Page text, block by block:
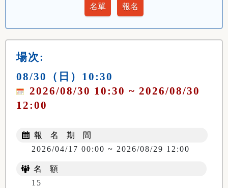
場次:
08/30（日）10:30
2026/08/30 10:30 ~ 2026/08/30
12:00
報 名 期 間
2026/04/17 00:00 ~ 2026/08/29 12:00
名 額
15